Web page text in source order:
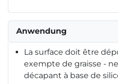
Anwendung
La surface doit être
exempte de graisse -
décapant à base de